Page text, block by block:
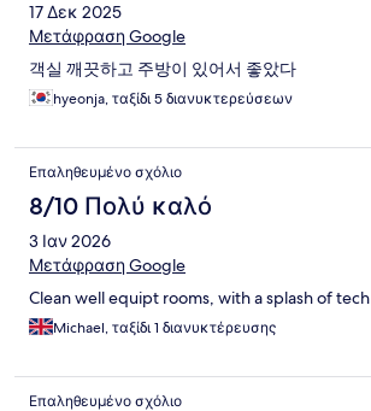
17 Δεκ 2025
Μετάφραση Google
객실 깨끗하고 주방이 있어서 좋았다
hyeonja, ταξίδι 5 διανυκτερεύσεων
Επαληθευμένο σχόλιο
8/10 Πολύ καλό
3 Ιαν 2026
Μετάφραση Google
Clean well equipt rooms, with a splash of tech
Michael, ταξίδι 1 διανυκτέρευσης
Επαληθευμένο σχόλιο